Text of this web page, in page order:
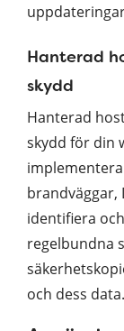
Hanterad
skydd
Hanterad
skydd för din
brandväggar,
identifiera
regelbundna
och dess data.